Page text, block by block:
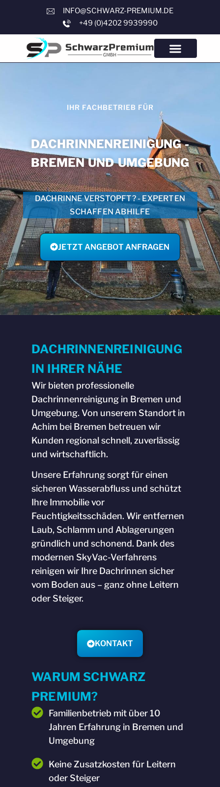
INFO@SCHWARZ-PREMIUM.DE
+49 (0)4202 9939990
IHR FACHBETRIEB FÜR
DACHRINNENREINIGUNG -
BREMEN UND UMGEBUNG
DACHRINNE VERSTOPFT? - EXPERTEN
SCHAFFEN ABHILFE
JETZT ANGEBOT ANFRAGEN
DACHRINNENREINIGUNG
IN IHRER NÄHE
Wir bieten professionelle
Dachrinnenreinigung in Bremen und
Umgebung. Von unserem Standort in
Achim bei Bremen betreuen wir
Kunden regional schnell, zuverlässig
und wirtschaftlich.
Unsere Erfahrung sorgt für einen
sicheren Wasserabfluss und schützt
Ihre Immobilie vor
Feuchtigkeitsschäden. Wir entfernen
Laub, Schlamm und Ablagerungen
gründlich und schonend. Dank des
modernen SkyVac-Verfahrens
reinigen wir Ihre Dachrinnen sicher
vom Boden aus – ganz ohne Leitern
oder Steiger.
KONTAKT
WARUM SCHWARZ
PREMIUM?
Familienbetrieb mit über 10
Jahren Erfahrung in Bremen und
Umgebung
Keine Zusatzkosten für Leitern
oder Steiger